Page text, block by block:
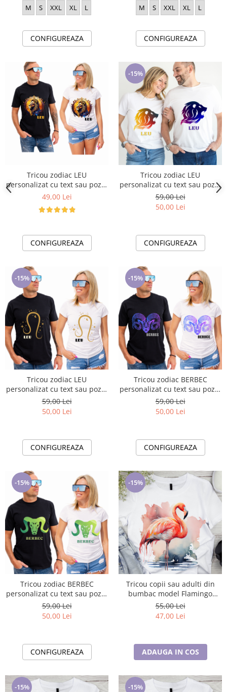
M S XXL XL L
CONFIGUREAZA
M S XXL XL L
CONFIGUREAZA
Tricou zodiac LEU
personalizat cu text sau poze,
unisex TLEU118
49,00 Lei
CONFIGUREAZA
-15%
Tricou zodiac LEU
personalizat cu text sau poze,
unisex TLEU119
59,00 Lei
50,00 Lei
CONFIGUREAZA
-15%
Tricou zodiac LEU
personalizat cu text sau poze,
unisex TLEU120
59,00 Lei
50,00 Lei
CONFIGUREAZA
-15%
Tricou zodiac BERBEC
personalizat cu text sau poze,
unisex TBER121
59,00 Lei
50,00 Lei
CONFIGUREAZA
-15%
Tricou zodiac BERBEC
personalizat cu text sau poze,
unisex TBER122
59,00 Lei
50,00 Lei
CONFIGUREAZA
-15%
Tricou copii sau adulti din
bumbac model Flamingo
personalizat cu nume sau
poza preferata TC5030
55,00 Lei
47,00 Lei
ADAUGA IN COS
-15% -15%